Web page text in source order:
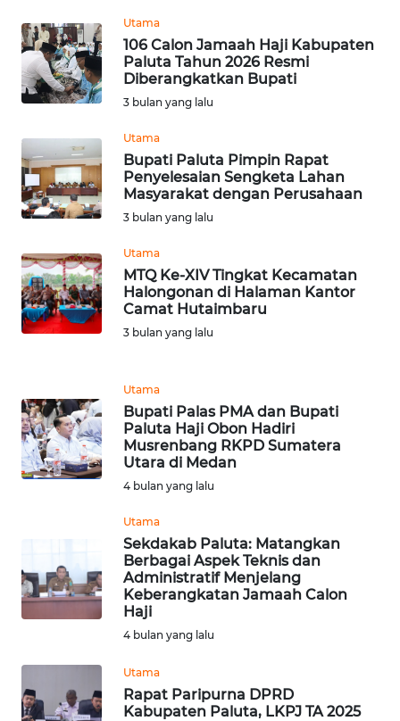
Utama
106 Calon Jamaah Haji Kabupaten
Paluta Tahun 2026 Resmi
Diberangkatkan Bupati
3 bulan yang lalu
Utama
Bupati Paluta Pimpin Rapat
Penyelesaian Sengketa Lahan
Masyarakat dengan Perusahaan
3 bulan yang lalu
Utama
MTQ Ke-XIV Tingkat Kecamatan
Halongonan di Halaman Kantor
Camat Hutaimbaru
3 bulan yang lalu
Utama
Bupati Palas PMA dan Bupati
Paluta Haji Obon Hadiri
Musrenbang RKPD Sumatera
Utara di Medan
4 bulan yang lalu
Utama
Sekdakab Paluta: Matangkan
Berbagai Aspek Teknis dan
Administratif Menjelang
Keberangkatan Jamaah Calon
Haji
4 bulan yang lalu
Utama
Rapat Paripurna DPRD
Kabupaten Paluta, LKPJ TA 2025
WN DELI
SERDANG
WN
WN
PAKPAK
KARAWANG
WN
BEKASI
WN
DEPOK
WN
LAWAS